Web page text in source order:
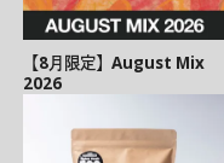
【8月限定】August Mix
2026